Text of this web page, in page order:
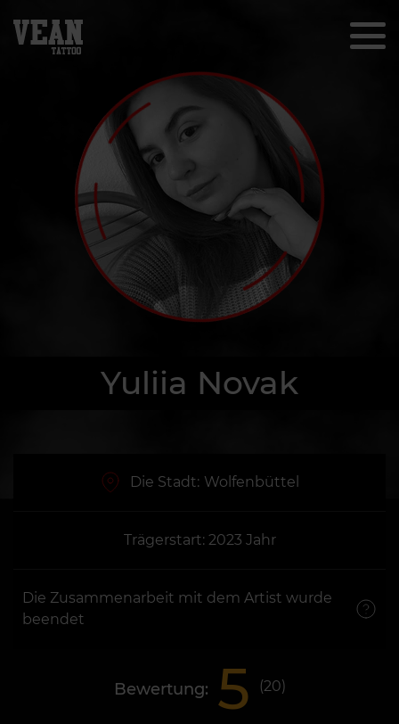
Yuliia Novak
Die Stadt: Wolfenbüttel
Trägerstart: 2023 Jahr
Die Zusammenarbeit mit dem Artist wurde
beendet
Bewertung: 5 (20)